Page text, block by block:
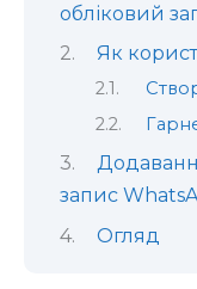
обліковий
Як
запис
Огляд